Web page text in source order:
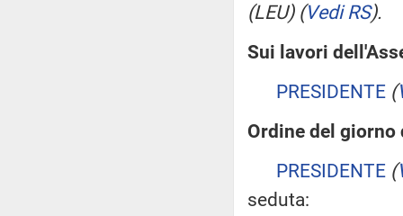
(LEU) (Vedi RS).
Sui lavori
PRESIDENTE (
Ordine del giorno
PRESIDENTE (
seduta: